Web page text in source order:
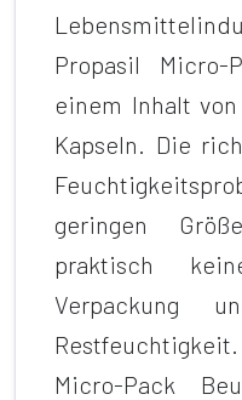
Propasil
einem Inhalt
Kapseln. Die
geringen
praktisch
Verpackung
Micro-Pack